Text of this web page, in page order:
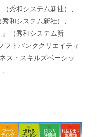
秀和システム新社）、
和システム新社）、
』（秀和システム新
フトバンククリエイティ
ス・スキルズベーシッ